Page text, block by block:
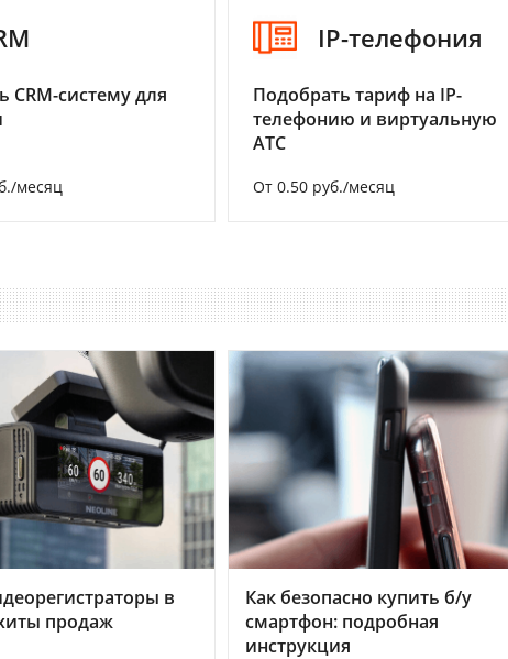
CRM-систему для
месяц
IP-телефония
Подобрать тариф на IP-
телефонию и виртуальную
АТС
От 0.50 руб./месяц
в
продаж
Как безопасно купить б/у
смартфон: подробная
инструкция